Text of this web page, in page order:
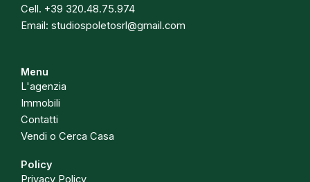
Cell. +39 320.48.75.974
Email: studiospoletosrl@gmail.com
Menu
L'agenzia
Immobili
Contatti
Vendi o Cerca Casa
Policy
Privacy Policy